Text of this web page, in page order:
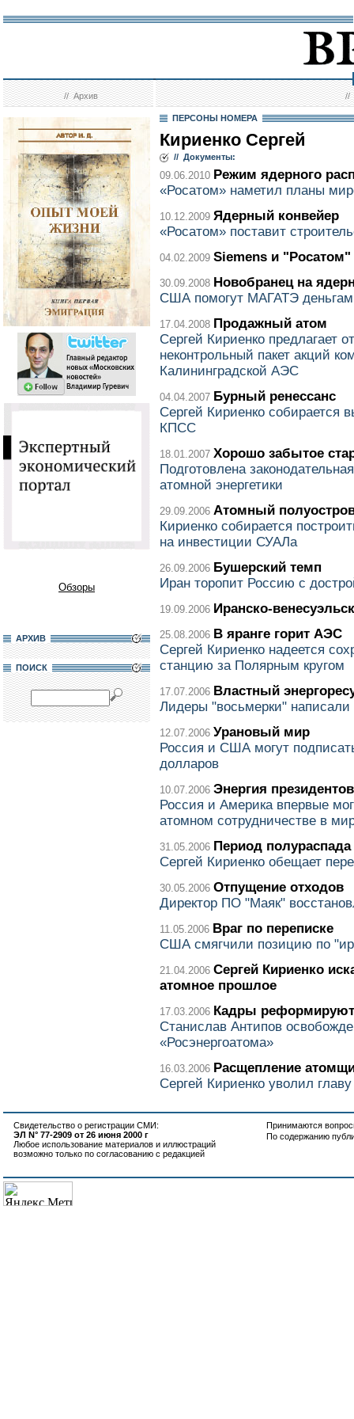
//Архив //
Обзоры
АРХИВ
ПОИСК
ПЕРСОНЫ НОМЕРА
Кириенко Сергей
// Документы:
09.06.2010 Режим ядерного
«Росатом» наметил планы
10.12.2009 Ядерный конвейер
«Росатом» поставит
04.02.2009 Siemens и
30.09.2008 Новобранец на
США помогут МАГАТЭ
17.04.2008 Продажный атом
Сергей Кириенко предлагает
неконтрольный пакет акций
Калининградской АЭС
04.04.2007 Бурный ренессанс
Сергей Кириенко собирается
КПСС
18.01.2007 Хорошо забытое
Подготовлена
атомной энергетики
29.09.2006 Атомный
Кириенко собирается
на инвестиции СУАЛа
26.09.2006 Бушерский темп
Иран торопит Россию с
19.09.2006 Иранско-
25.08.2006 В яранге горит АЭС
Сергей Кириенко надеется
станцию за Полярным кругом
17.07.2006 Властный
Лидеры "восьмерки" написали
12.07.2006 Урановый мир
Россия и США могут
долларов
10.07.2006 Энергия президентов
Россия и Америка впервые
атомном сотрудничестве в
31.05.2006 Период полураспада
Сергей Кириенко обещает
30.05.2006 Отпущение отходов
Директор ПО "Маяк"
11.05.2006 Враг по переписке
США смягчили позицию по
21.04.2006 Сергей Кириенко
атомное прошлое
17.03.2006 Кадры
Станислав Антипов
«Росэнергоатома»
16.03.2006 Расщепление
Сергей Кириенко уволил
Свидетельство о регистрации СМИ:
ЭЛ N° 77-2909 от 26 июня 2000 г
Любое использование материалов и иллюстраций
возможно только по согласованию с редакцией
Принимаются
По содержанию